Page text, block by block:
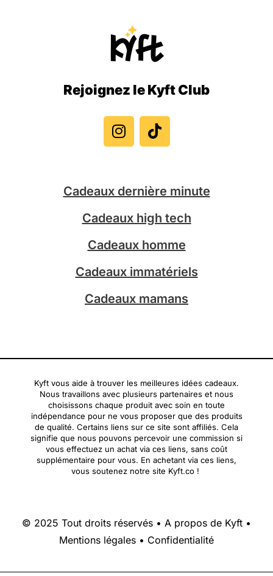
Rejoignez le Kyft Club
n
s
t
r
a
m
i
k
t
Cadeaux dernière minute
Cadeaux high tech
Cadeaux homme
Cadeaux immatériels
Cadeaux mamans
Kyft vous aide à trouver les meilleures idées cadeaux.
Nous travaillons avec plusieurs partenaires et nous
choisissons chaque produit avec soin en toute
indépendance pour ne vous proposer que des produits
de qualité. Certains liens sur ce site sont affiliés. Cela
signifie que nous pouvons percevoir une commission si
vous effectuez un achat via ces liens, sans coût
supplémentaire pour vous. En achetant via ces liens,
vous soutenez notre site Kyft.co !
© 2025 Tout droits réservés • A propos de Kyft •
Mentions légales • Confidentialité